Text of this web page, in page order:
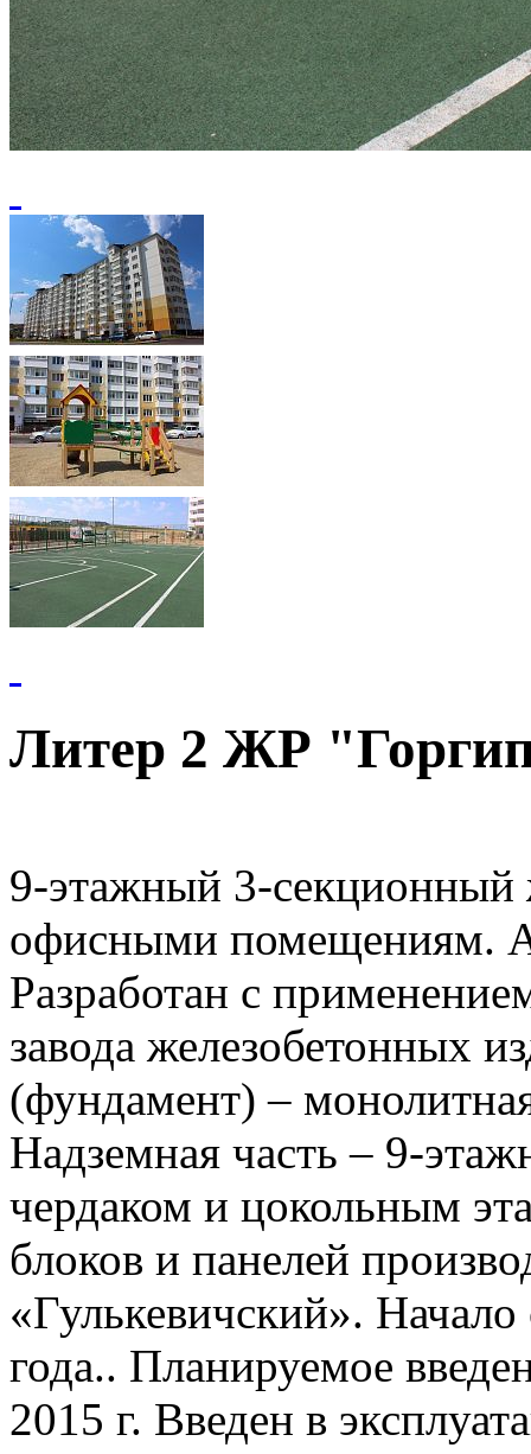
Литер 2 ЖР
9-этажный 3-
офисными помещениям.
Разработан с
завода железобетонных
(фундамент) –
Надземная часть – 9-
чердаком и цокольным
блоков и панелей
«Гулькевичский». Начало
года.. Планируемое
2015 г. Введен в